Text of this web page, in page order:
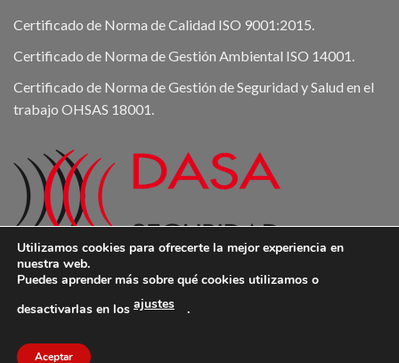
Certificado de Norma de Calidad ISO 9001:2015.
Certificado de Norma de Gestión Ambiental ISO 14001.
Certificado de Norma de Gestión de Seguridad y Salud en el
trabajo OHSAS 18001.
Dasa Seguridad
DASA Seguridad 2026 © -
Utilizamos cookies para ofrecerte la mejor experiencia en
nuestra web.
Puedes aprender más sobre qué cookies utilizamos o
desactivarlas en los ajustes .
Aceptar